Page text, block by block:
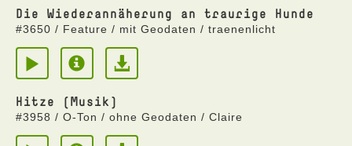
Die Wiederannäherung an traurige Hunde
#3650 / Feature / mit Geodaten / traenenlicht
Hitze (Musik)
#3958 / O-Ton / ohne Geodaten / Claire